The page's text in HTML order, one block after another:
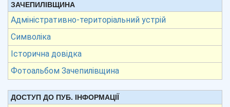
ЗАЧЕПИЛІВЩИНА
Адміністративно-територіальний устрій
Символіка
Історична довідка
Фотоальбом Зачепилівщина
ДОСТУП ДО ПУБ. ІНФОРМАЦІЇ